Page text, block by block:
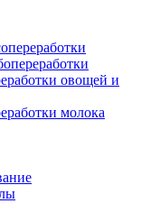
овощей и
молока